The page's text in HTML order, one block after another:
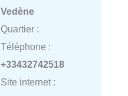
Vedène
Quartier :
Téléphone :
+33432742518
Site internet :